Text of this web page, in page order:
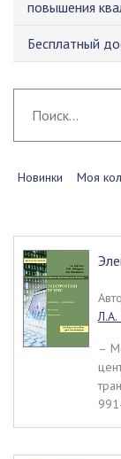
повышения
Бесплатный
Новинки Моя
Л.А.
–